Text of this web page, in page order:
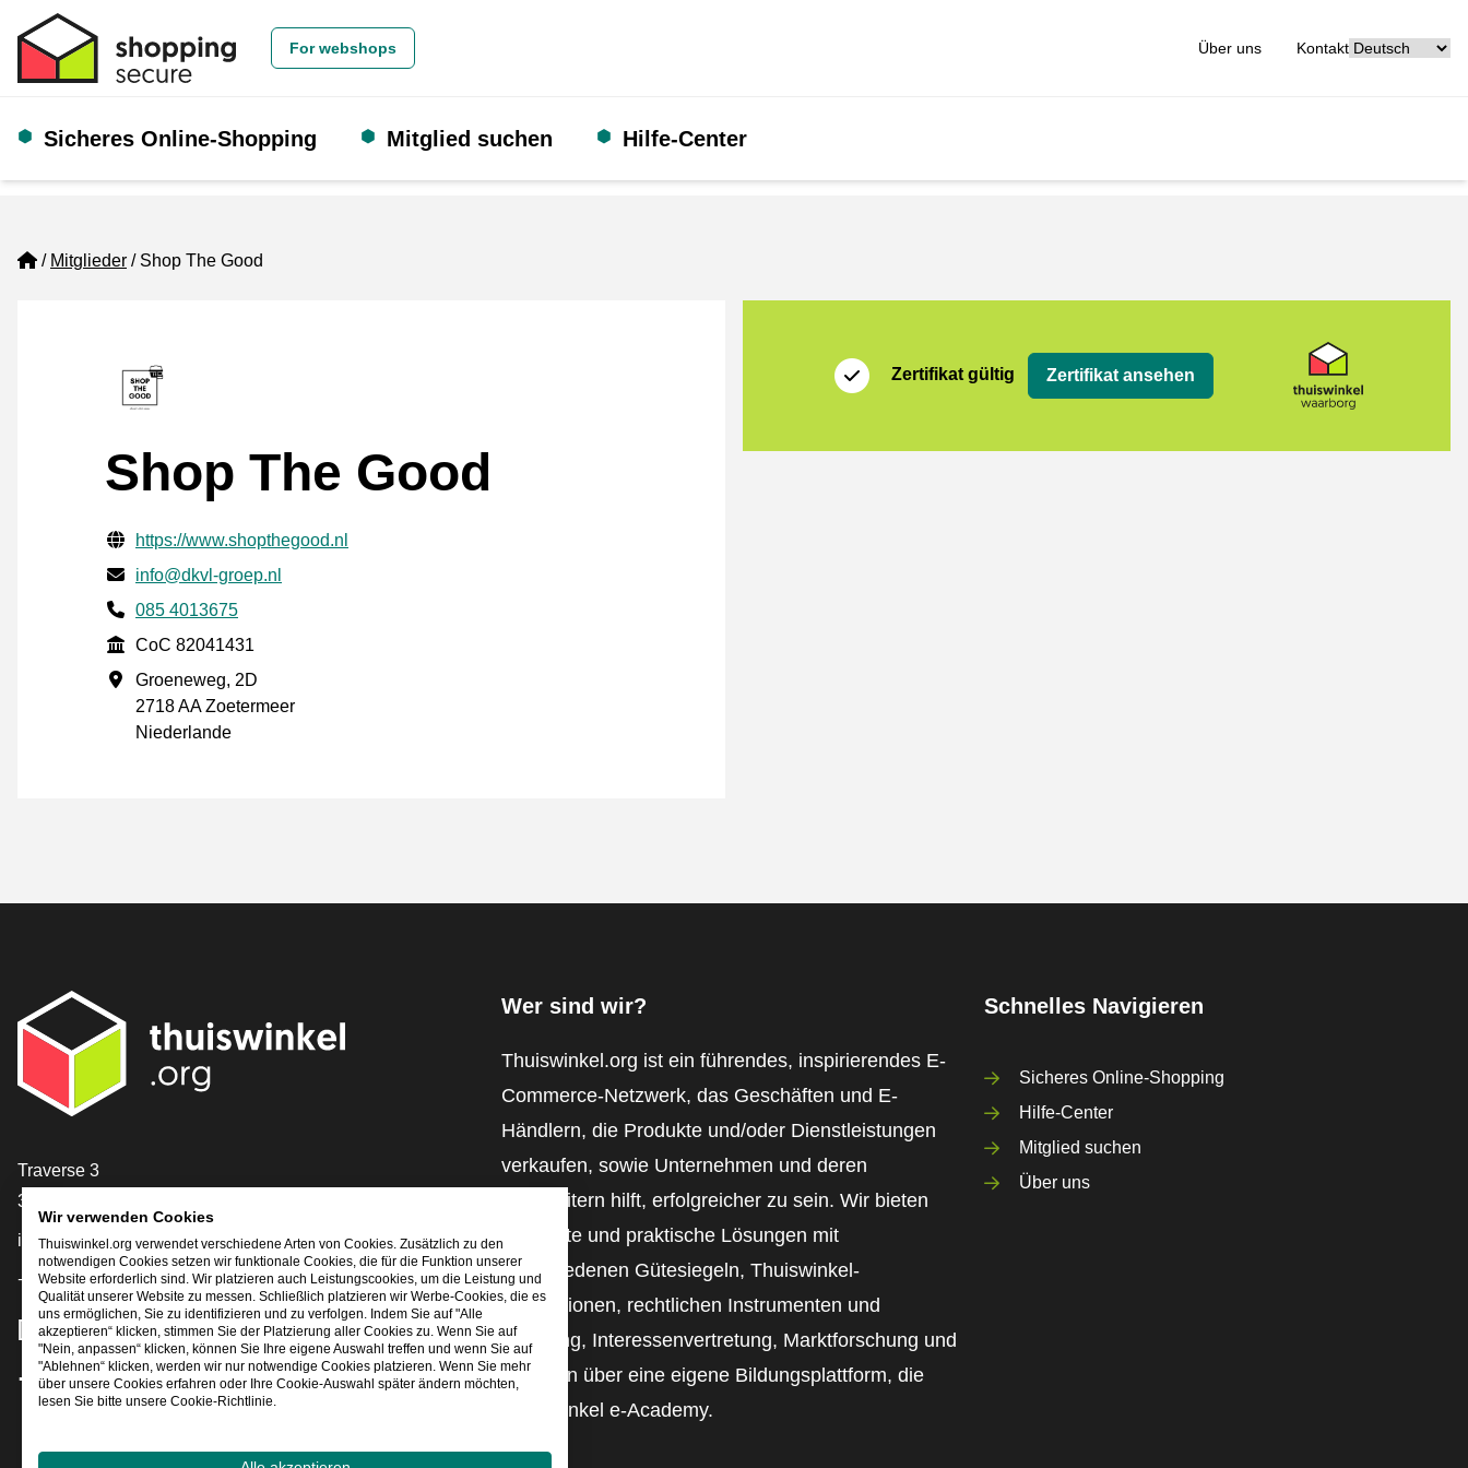
For webshops Über uns Kontakt
Sicheres Online-Shopping Mitglied suchen Hilfe-Center
Home
Mitglieder Shop The Good
Shop The Good
Geprüfte Kontaktinformationen
Website URL
https://www.shopthegood.nl
E-mail
info@dkvl-groep.nl
Phone number
085 4013675
CoC
CoC 82041431
Geschäftsadresse
Groeneweg, 2D
2718 AA Zoetermeer
Niederlande
Zertifikat gültig Zertifikat ansehen
[_General:Contact]
Traverse 3
3905 NL Veenendaal
info@thuiswinkel.org
+31 (0)318 64 85 75
[_General:SocialMediaTitle]
Facebook
X LinkedIn
Instagram
YouTube
Wer sind wir?
Thuiswinkel.org ist ein führendes, inspirierendes E-
Commerce-Netzwerk, das Geschäften und E-
Händlern, die Produkte und/oder Dienstleistungen
verkaufen, sowie Unternehmen und deren
Mitarbeitern hilft, erfolgreicher zu sein. Wir bieten
relevante und praktische Lösungen mit
verschiedenen Gütesiegeln, Thuiswinkel-
Rezensionen, rechtlichen Instrumenten und
Beratung, Interessenvertretung, Marktforschung und
verfügen über eine eigene Bildungsplattform, die
Thuiswinkel e-Academy.
Schnelles Navigieren
Sicheres Online-Shopping
Hilfe-Center
Mitglied suchen
Über uns
Wir verwenden Cookies
Thuiswinkel.org verwendet verschiedene Arten von Cookies. Zusätzlich zu den
notwendigen Cookies setzen wir funktionale Cookies, die für die Funktion unserer
Website erforderlich sind. Wir platzieren auch Leistungscookies, um die Leistung und
Qualität unserer Website zu messen. Schließlich platzieren wir Werbe-Cookies, die es
uns ermöglichen, Sie zu identifizieren und zu verfolgen. Indem Sie auf "Alle
akzeptieren“ klicken, stimmen Sie der Platzierung aller Cookies zu. Wenn Sie auf
"Nein, anpassen“ klicken, können Sie Ihre eigene Auswahl treffen und wenn Sie auf
"Ablehnen“ klicken, werden wir nur notwendige Cookies platzieren. Wenn Sie mehr
über unsere Cookies erfahren oder Ihre Cookie-Auswahl später ändern möchten,
lesen Sie bitte unsere Cookie-Richtlinie.